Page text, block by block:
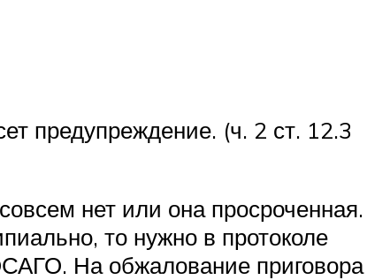
предупреждение. (ч. 2 ст. 12.3
нет или она просроченная.
то нужно в протоколе
На обжалование приговора